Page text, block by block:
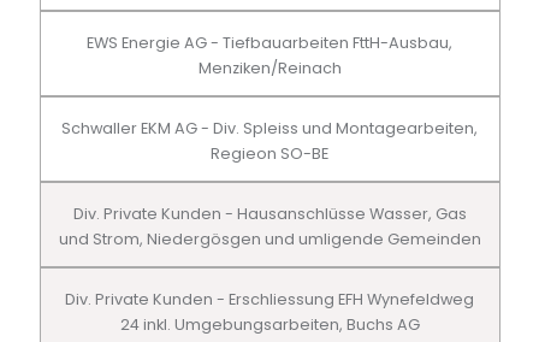
EWS Energie AG - Tiefbauarbeiten FttH-Ausbau,
Menziken/Reinach
Schwaller EKM AG - Div. Spleiss und Montagearbeiten,
Regieon SO-BE
Div. Private Kunden - Hausanschlüsse Wasser, Gas
und Strom, Niedergösgen und umligende Gemeinden
Div. Private Kunden - Erschliessung EFH Wynefeldweg
24 inkl. Umgebungsarbeiten, Buchs AG